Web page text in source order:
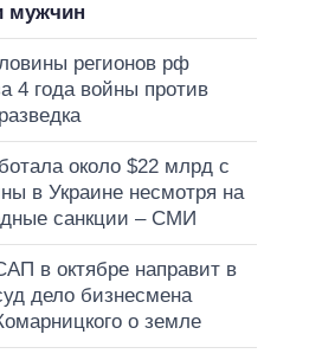
мужчин
регионов рф
4 года войны против
около $22 млрд с
в Украине несмотря на
санкции – СМИ
в октябре направит в
дело бизнесмена
о земле